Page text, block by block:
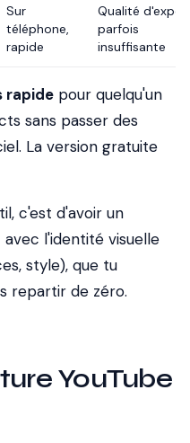
Sur
téléphone,
rapide
Qualité
parfois
insuffisante
rapide pour quelqu'un
sans passer des
La version gratuite
c'est d'avoir un
l'identité visuelle
style), que tu
repartir de zéro.
YouTube